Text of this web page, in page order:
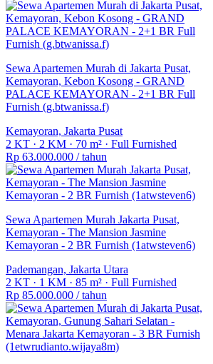
Sewa Apartemen Murah di Jakarta Pusat,
Kemayoran, Kebon Kosong - GRAND
PALACE KEMAYORAN - 2+1 BR Full
Furnish (g.btwanissa.f)
Kemayoran, Jakarta Pusat
2 KT · 2 KM · 70 m² · Full Furnished
Rp 63.000.000 / tahun
Sewa Apartemen Murah Jakarta Pusat,
Kemayoran - The Mansion Jasmine
Kemayoran - 2 BR Furnish (1atwsteven6)
Pademangan, Jakarta Utara
2 KT · 1 KM · 85 m² · Full Furnished
Rp 85.000.000 / tahun